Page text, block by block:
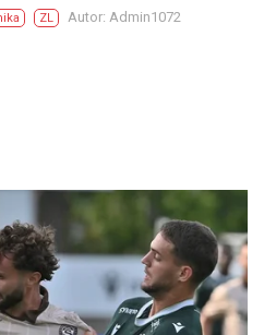
ZL Autor: Admin1072